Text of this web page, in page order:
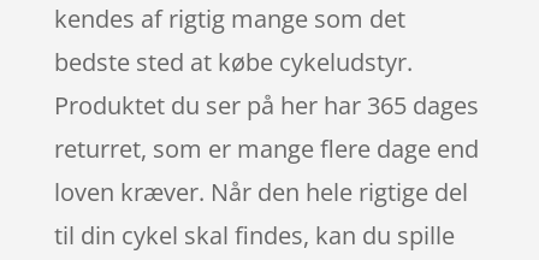
kendes af rigtig mange som det
bedste sted at købe cykeludstyr.
Produktet du ser på her har 365 dages
returret, som er mange flere dage end
loven kræver. Når den hele rigtige del
til din cykel skal findes, kan du spille